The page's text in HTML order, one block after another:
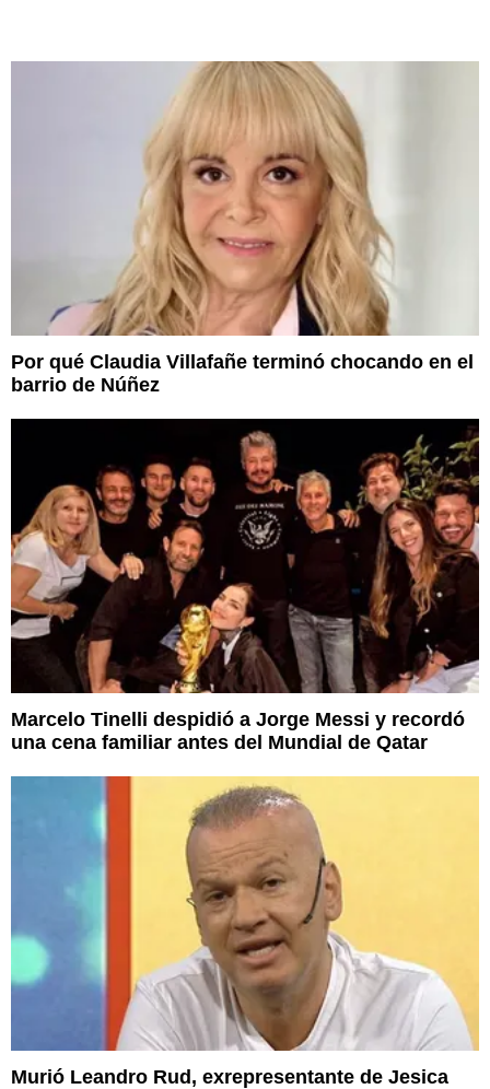
Por qué Claudia Villafañe terminó chocando en el
barrio de Núñez
Marcelo Tinelli despidió a Jorge Messi y recordó
una cena familiar antes del Mundial de Qatar
Murió Leandro Rud, exrepresentante de Jesica